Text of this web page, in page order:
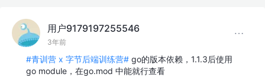
用户9179197255546
3年前
#青训营 x 字节后端训练营# go的版本依赖，1.1.3后使用
go module，在go.mod 中能就行查看